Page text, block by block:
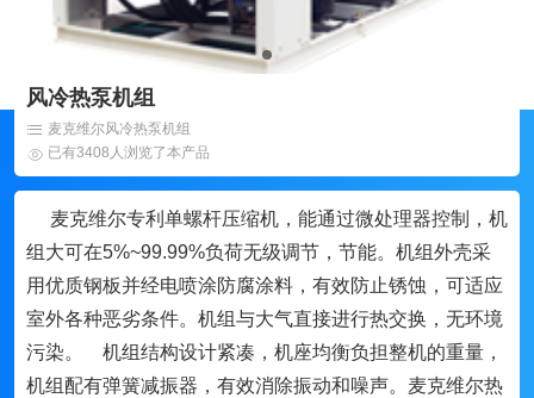
风冷热泵机组
麦克维尔风冷热泵机组
已有3408人浏览了本产品
麦克维尔专利单螺杆压缩机，能通过微处理器控制，机
组大可在5%~99.99%负荷无级调节，节能。机组外壳采
用优质钢板并经电喷涂防腐涂料，有效防止锈蚀，可适应
室外各种恶劣条件。机组与大气直接进行热交换，无环境
污染。 机组结构设计紧凑，机座均衡负担整机的重量，
机组配有弹簧减振器，有效消除振动和噪声。麦克维尔热